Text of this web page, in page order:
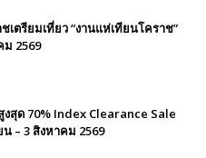
เตรียมเที่ยว “งานแห่เทียนโคราช”
ม 2569
งสุด 70% Index Clearance Sale
– 3 สิงหาคม 2569